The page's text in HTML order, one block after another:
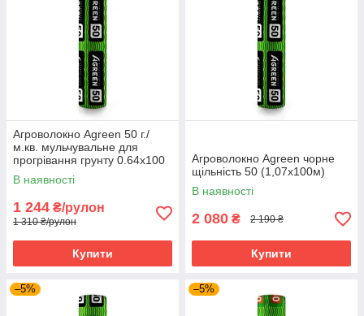
Агроволокно Agreen 50 г./
м.кв. мульчувальне для
прогрівання грунту 0.64х100
м Чорний
В наявності
1 244 ₴/рулон
1 310 ₴/рулон
Купити
Агроволокно Agreen чорне
щільність 50 (1,07х100м)
В наявності
2 080 ₴ 2 190 ₴
Купити
–5% –5%